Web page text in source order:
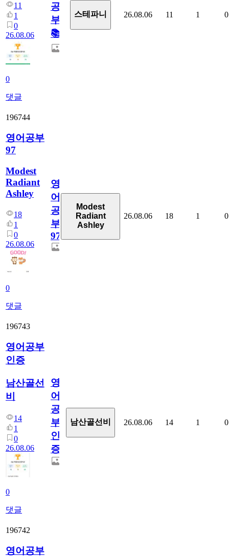
11
1
0
26.08.06
0
댓글
공
부!
📚
스테파니 26.08.06 11 1 0
196744
영어공부
97
Modest
Radiant
Ashley
18
1
0
26.08.06
0
댓글
영
어
공
부
97
Modest
Radiant
Ashley
26.08.06 18 1 0
196743
영어공부
인증
남산골선
비
14
1
0
26.08.06
0
댓글
영
어
공
부
인
증
남산골선비 26.08.06 14 1 0
196742
영어공부